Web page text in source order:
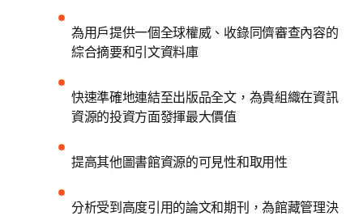
為用戶提供一個全球權威、收錄同儕審查內容的
綜合摘要和引文資料庫
快速準確地連結至出版品全文，為貴組織在資訊
資源的投資方面發揮最大價值
提高其他圖書館資源的可見性和取用性
分析受到高度引用的論文和期刊，為館藏管理決